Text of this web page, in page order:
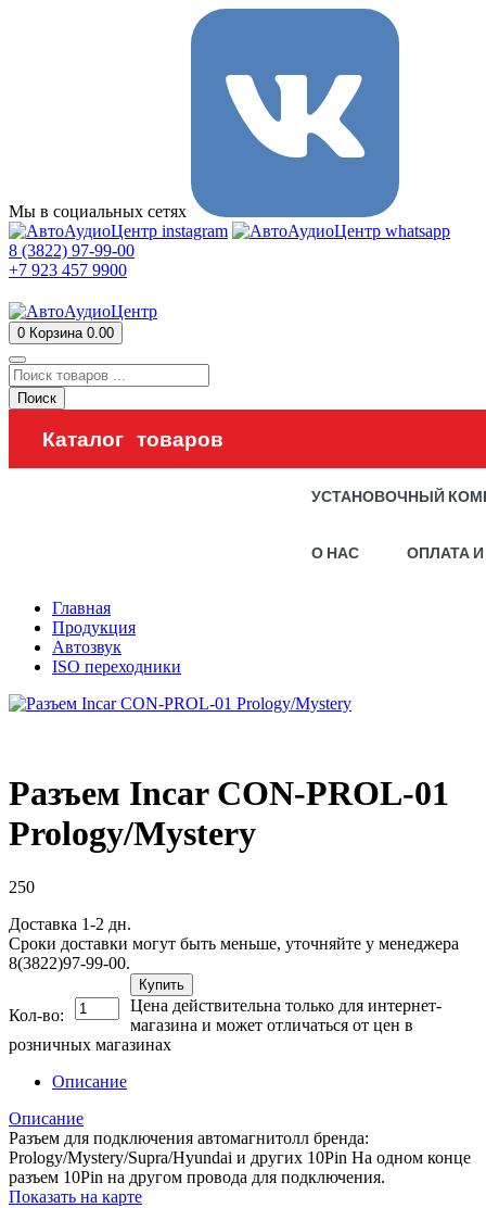
Мы в социальных сетях
8 (3822) 97-99-00
+7 923 457 9900
0 Корзина 0.00
Поиск
Каталог товаров
УСТАНОВОЧНЫЙ
О НАС ОПЛАТА
Главная
Продукция
Автозвук
ISO переходники
Разъем Incar CON-PROL-01
Prology/Mystery
250
Доставка 1-2 дн.
Сроки доставки могут быть меньше, уточняйте у менеджера
8(3822)97-99-00.
Кол-во:
Купить
Цена действительна только для интернет-
магазина и может отличаться от цен в
розничных магазинах
Описание
Описание
Разъем для подключения автомагнитолл бренда:
Prology/Mystery/Supra/Hyundai и других 10Pin На одном конце
разъем 10Pin на другом провода для подключения.
Показать на карте